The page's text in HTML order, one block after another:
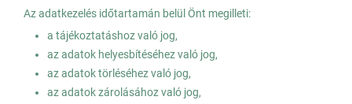
Az adatkezelés időtartamán belül Önt megilleti:
a tájékoztatáshoz való jog,
az adatok helyesbítéséhez való jog,
az adatok törléséhez való jog,
az adatok zárolásához való jog,